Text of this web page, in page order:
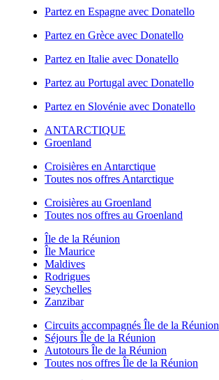
Partez en Espagne avec Donatello
Partez en Grèce avec Donatello
Partez en Italie avec Donatello
Partez au Portugal avec Donatello
Partez en Slovénie avec Donatello
ANTARCTIQUE
Groenland
Croisières en Antarctique
Toutes nos offres Antarctique
Croisières au Groenland
Toutes nos offres au Groenland
Île de la Réunion
Île Maurice
Maldives
Rodrigues
Seychelles
Zanzibar
Circuits accompagnés Île de la Réunion
Séjours Île de la Réunion
Autotours Île de la Réunion
Toutes nos offres Île de la Réunion